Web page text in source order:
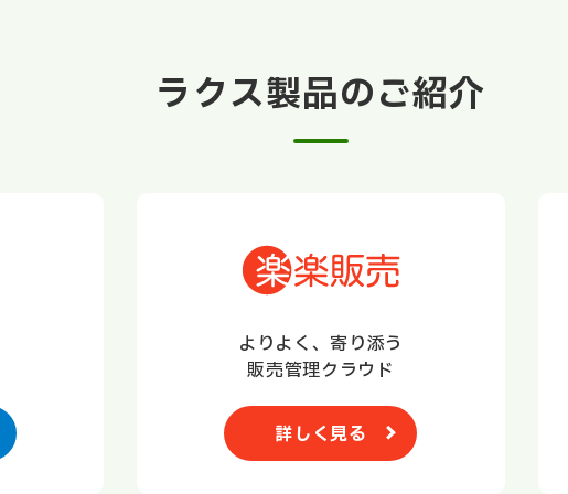
ラクス製品のご紹介
よりよく、寄り添う
販売管理クラウド
詳しく見る